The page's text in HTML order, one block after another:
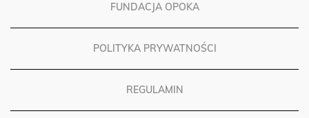
FUNDACJA OPOKA
POLITYKA PRYWATNOŚCI
REGULAMIN